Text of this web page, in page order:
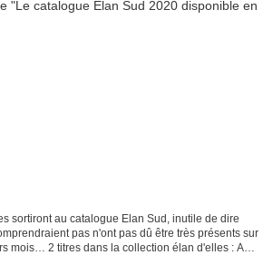
sortiront au catalogue Elan Sud, inutile de dire
pas n'ont pas dû être très présents sur
mois… 2 titres dans la collection élan d'elles : Au